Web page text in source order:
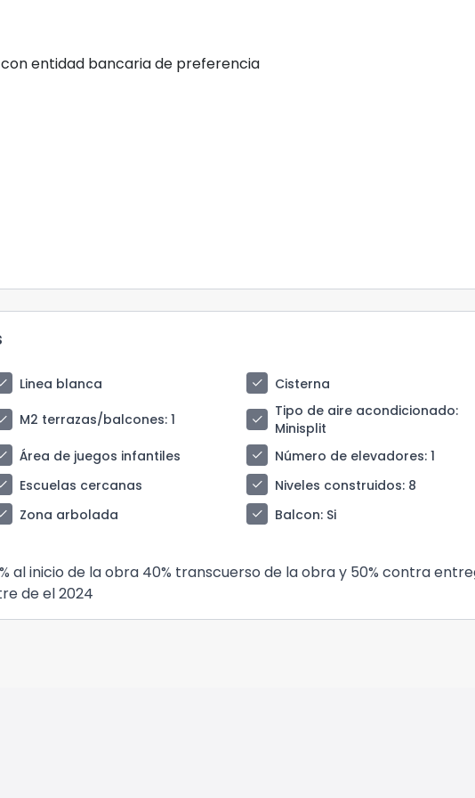
entidad bancaria de preferencia
Linea blanca check
Cisterna
M2 terrazas/balcones: 1 check Tipo de aire acondicionado:
Minisplit
Área de juegos infantiles check Número de elevadores: 1
Escuelas cercanas check Niveles construidos: 8
Zona arbolada check Balcon: Si
al inicio de la obra 40% transcuerso de la obra y 50% contra
de el 2024